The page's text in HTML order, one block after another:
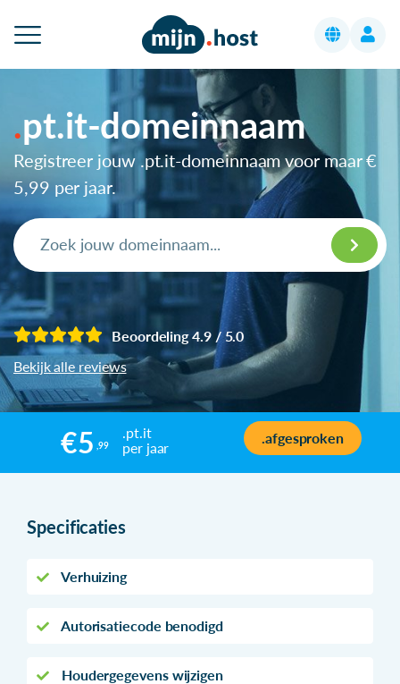
pt.it-domeinnaam
Registreer jouw .pt.it-domeinnaam voor maar€
5,99 per jaar.
Beoordeling 4.9 / 5.0
Bekijk alle reviews
€5 ,99
.pt.it
per jaar
.afgesproken
Specificaties
Verhuizing
Autorisatiecode benodigd
Houdergegevens wijzigen